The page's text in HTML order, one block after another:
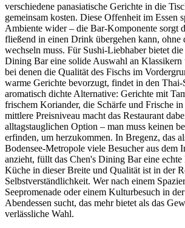
verschiedene panasiatische Gerichte in die
gemeinsam kosten. Diese Offenheit im Essen
Ambiente wider – die Bar-Komponente sorgt
fließend in einen Drink übergehen kann, ohne
wechseln muss. Für Sushi-Liebhaber bietet
Dining Bar eine solide Auswahl an Klassikern
bei denen die Qualität des Fischs im
warme Gerichte bevorzugt, findet in den Thai-
aromatisch dichte Alternative: Gerichte mit
frischem Koriander, die Schärfe und Frische
mittlere Preisniveau macht das Restaurant
alltagstauglichen Option – man muss keinen
erfinden, um herzukommen. In Bregenz, das
Bodensee-Metropole viele Besucher aus dem
anzieht, füllt das Chen's Dining Bar eine echte
Küche in dieser Breite und Qualität ist in der
Selbstverständlichkeit. Wer nach einem
Seepromenade oder einem Kulturbesuch in
Abendessen sucht, das mehr bietet als das
verlässliche Wahl.